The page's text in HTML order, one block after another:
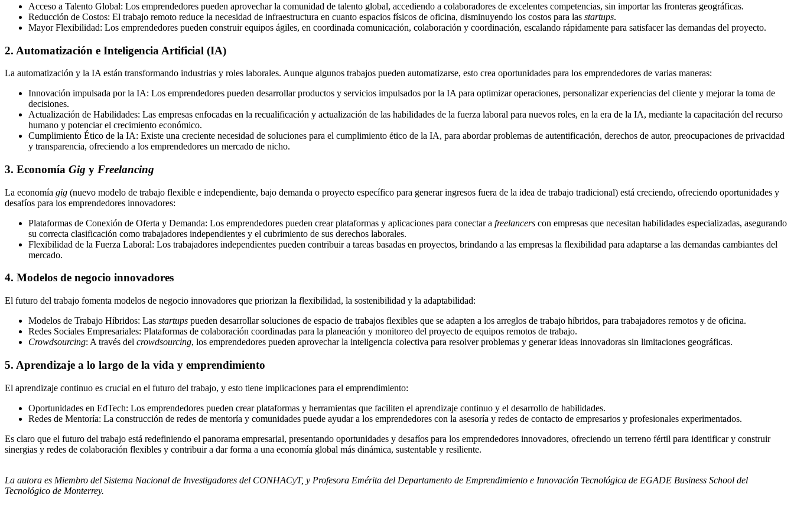
Acceso a Talento Global: Los emprendedores pueden aprovechar la comunidad de talento global, accediendo a colaboradores de excelentes competencias, sin importar las fronteras geográficas.
Reducción de Costos: El trabajo remoto reduce la necesidad de infraestructura en cuanto espacios físicos de oficina, disminuyendo los costos para las startups.
Mayor Flexibilidad: Los emprendedores pueden construir equipos ágiles, en coordinada comunicación, colaboración y coordinación, escalando rápidamente para satisfacer las demandas del proyecto.
2. Automatización e Inteligencia Artificial (IA)
La automatización y la IA están transformando industrias y roles laborales. Aunque algunos trabajos pueden automatizarse, esto crea oportunidades para los emprendedores de varias maneras:
Innovación impulsada por la IA: Los emprendedores pueden desarrollar productos y servicios impulsados por la IA para optimizar operaciones, personalizar experiencias del cliente y mejorar la toma de
decisiones.
Actualización de Habilidades: Las empresas enfocadas en la recualificación y actualización de las habilidades de la fuerza laboral para nuevos roles, en la era de la IA, mediante la capacitación del recurso
humano y potenciar el crecimiento económico.
Cumplimiento Ético de la IA: Existe una creciente necesidad de soluciones para el cumplimiento ético de la IA, para abordar problemas de autentificación, derechos de autor, preocupaciones de privacidad
y transparencia, ofreciendo a los emprendedores un mercado de nicho.
3. Economía Gig y Freelancing
La economía gig (nuevo modelo de trabajo flexible e independiente, bajo demanda o proyecto específico para generar ingresos fuera de la idea de trabajo tradicional) está creciendo, ofreciendo oportunidades y
desafíos para los emprendedores innovadores:
Plataformas de Conexión de Oferta y Demanda: Los emprendedores pueden crear plataformas y aplicaciones para conectar a freelancers con empresas que necesitan habilidades especializadas, asegurando
su correcta clasificación como trabajadores independientes y el cubrimiento de sus derechos laborales.
Flexibilidad de la Fuerza Laboral: Los trabajadores independientes pueden contribuir a tareas basadas en proyectos, brindando a las empresas la flexibilidad para adaptarse a las demandas cambiantes del
mercado.
4. Modelos de negocio innovadores
El futuro del trabajo fomenta modelos de negocio innovadores que priorizan la flexibilidad, la sostenibilidad y la adaptabilidad:
Modelos de Trabajo Híbridos: Las startups pueden desarrollar soluciones de espacio de trabajos flexibles que se adapten a los arreglos de trabajo híbridos, para trabajadores remotos y de oficina.
Redes Sociales Empresariales: Plataformas de colaboración coordinadas para la planeación y monitoreo del proyecto de equipos remotos de trabajo.
Crowdsourcing: A través del crowdsourcing, los emprendedores pueden aprovechar la inteligencia colectiva para resolver problemas y generar ideas innovadoras sin limitaciones geográficas.
5. Aprendizaje a lo largo de la vida y emprendimiento
El aprendizaje continuo es crucial en el futuro del trabajo, y esto tiene implicaciones para el emprendimiento:
Oportunidades en EdTech: Los emprendedores pueden crear plataformas y herramientas que faciliten el aprendizaje continuo y el desarrollo de habilidades.
Redes de Mentoría: La construcción de redes de mentoría y comunidades puede ayudar a los emprendedores con la asesoría y redes de contacto de empresarios y profesionales experimentados.
Es claro que el futuro del trabajo está redefiniendo el panorama empresarial, presentando oportunidades y desafíos para los emprendedores innovadores, ofreciendo un terreno fértil para identificar y construir
sinergias y redes de colaboración flexibles y contribuir a dar forma a una economía global más dinámica, sustentable y resiliente.
La autora es Miembro del Sistema Nacional de Investigadores del CONHACyT, y Profesora Emérita del Departamento de Emprendimiento e Innovación Tecnológica de EGADE Business School del
Tecnológico de Monterrey.